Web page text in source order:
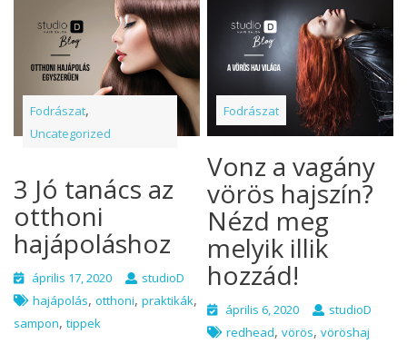
Fodrászat,
Uncategorized
3 Jó tanács az
otthoni
hajápoláshoz
április 17, 2020
studioD
hajápolás,otthoni,praktikák,
sampon,tippek
Fodrászat
Vonz a vagány
vörös hajszín?
Nézd meg
melyik illik
hozzád!
április 6, 2020
studioD
redhead,vörös,vöröshaj